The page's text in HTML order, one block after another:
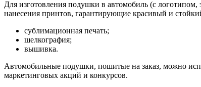
Для изготовления подушки в автомобиль (с
нанесения принтов, гарантирующие красивый и
сублимационная печать;
шелкография;
вышивка.
Автомобильные подушки, пошитые на заказ, можно
маркетинговых акций и конкурсов.